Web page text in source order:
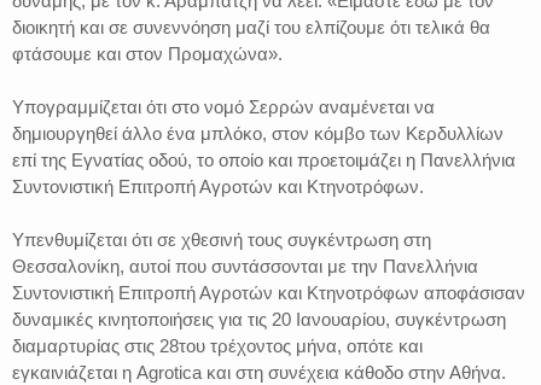
διοικητή και σε συνεννόηση μαζί του ελπίζουμε ότι τελικά θα
φτάσουμε και στον Προμαχώνα».
Υπογραμμίζεται ότι στο νομό Σερρών αναμένεται να
δημιουργηθεί άλλο ένα μπλόκο, στον κόμβο των Κερδυλλίων
επί της Εγνατίας οδού, το οποίο και προετοιμάζει η Πανελλήνια
Συντονιστική Επιτροπή Αγροτών και Κτηνοτρόφων.
Υπενθυμίζεται ότι σε χθεσινή τους συγκέντρωση στη
Θεσσαλονίκη, αυτοί που συντάσσονται με την Πανελλήνια
Συντονιστική Επιτροπή Αγροτών και Κτηνοτρόφων αποφάσισαν
δυναμικές κινητοποιήσεις για τις 20 Ιανουαρίου, συγκέντρωση
διαμαρτυρίας στις 28του τρέχοντος μήνα, οπότε και
εγκαινιάζεται η Agrotica και στη συνέχεια κάθοδο στην Αθήνα.